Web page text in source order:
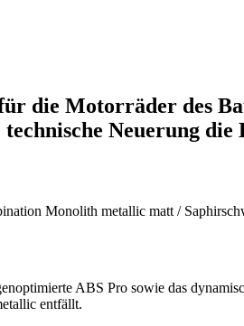
die Motorräder des
Neuerung
Monolith metallic matt /
ABS Pro sowie das
entfällt.